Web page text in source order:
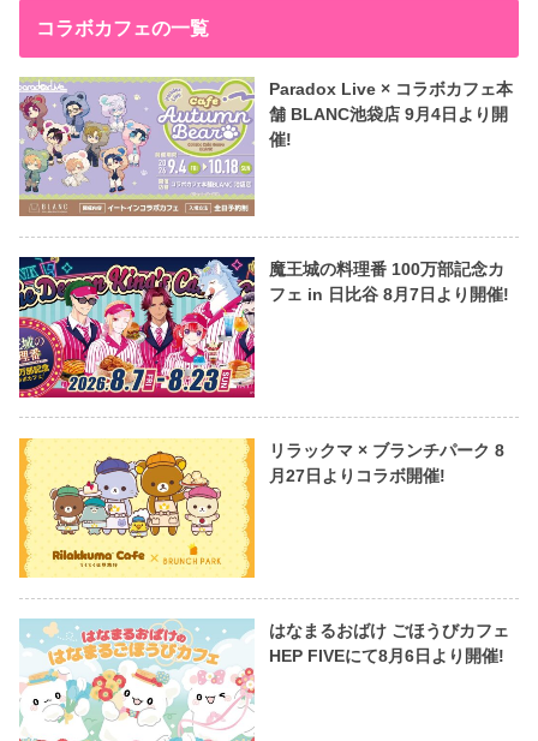
コラボカフェの一覧
Paradox Live × コラボカフェ本
舗 BLANC池袋店 9月4日より開
催!
魔王城の料理番 100万部記念カ
フェ in 日比谷 8月7日より開催!
リラックマ × ブランチパーク 8
月27日よりコラボ開催!
はなまるおばけ ごほうびカフェ
HEP FIVEにて8月6日より開催!